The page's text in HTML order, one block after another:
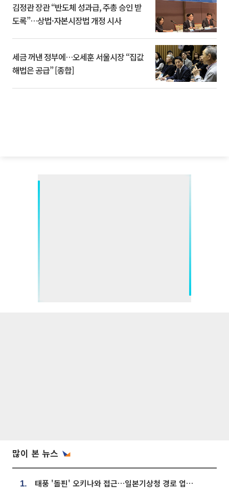
김정관 장관 “반도체 성과급, 주총 승인 받
도록”…상법·자본시장법 개정 시사
세금 꺼낸 정부에…오세훈 서울시장 “집값
해법은 공급” [종합]
많이 본 뉴스
1. 태풍 '돌핀' 오키나와 접근…일본기상청 경로 업데이트